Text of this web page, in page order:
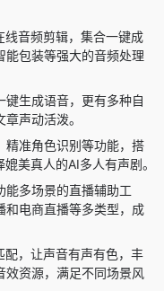
线音频剪辑，集合一键成
能包装等强大的音频处理
键生成语音，更有多种自
声动活泼。
精准角色识别等功能，搭
美真人的AI多人有声剧。
能多场景的直播辅助工
和电商直播等多类型，成
配，让声音有声有色，丰
效资源，满足不同场景风